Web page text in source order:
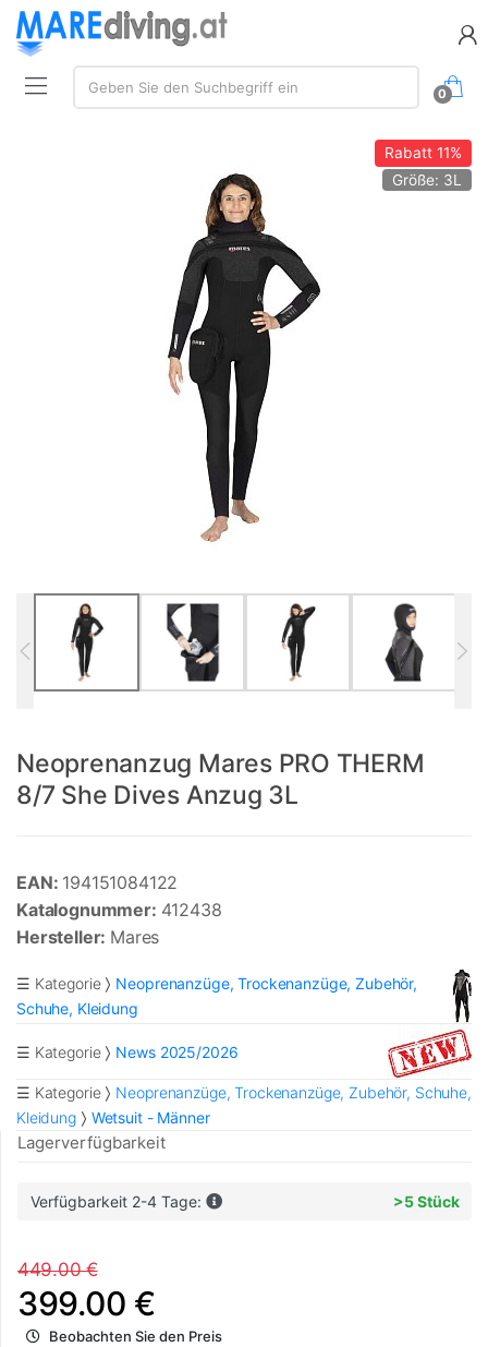
Suchen:
Geben Sie den Suchbegriff ein
0
Rabatt11%
Größe: 3L
Neoprenanzug Mares PRO THERM
8/7 She Dives Anzug 3L
EAN: 194151084122
Katalognummer: 412438
Hersteller: Mares
☰ Kategorie
Neoprenanzüge, Trockenanzüge, Zubehör,
Schuhe, Kleidung
☰ Kategorie News 2025/2026
☰ Kategorie
Neoprenanzüge, Trockenanzüge, Zubehör, Schuhe,
Kleidung
Wetsuit - Männer
Lagerverfügbarkeit
Verfügbarkeit 2-4 Tage: >5 Stück
449.00 €
399.00 €
Beobachten Sie den Preis